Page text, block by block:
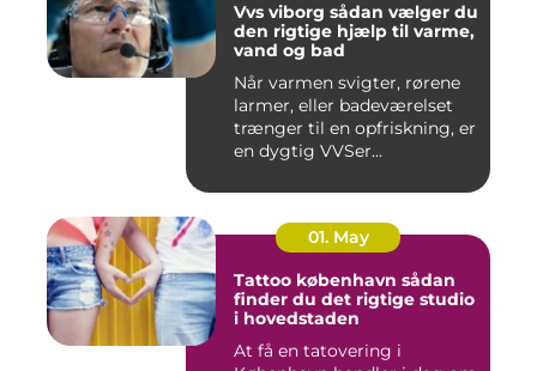
Vvs viborg sådan vælger du
den rigtige hjælp til varme,
vand og bad
Når varmen svigter, rørene
larmer, eller badeværelset
trænger til en opfriskning, er
en dygtig VVSer...
01. May
Tattoo københavn sådan
finder du det rigtige studio
i hovedstaden
At få en tatovering i